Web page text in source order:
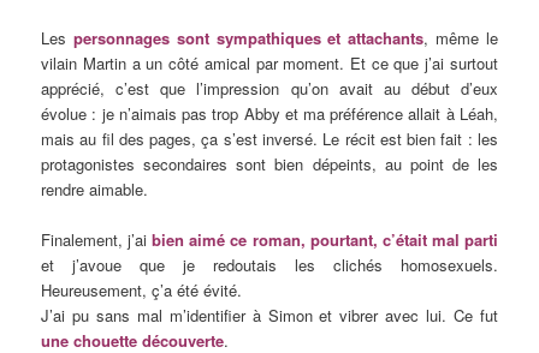
Les personnages sont sympathiques et attachants, même le
vilain Martin a un côté amical par moment. Et ce que j’ai surtout
apprécié, c’est que l’impression qu’on avait au début d’eux
évolue : je n’aimais pas trop Abby et ma préférence allait à Léah,
mais au fil des pages, ça s’est inversé. Le récit est bien fait : les
protagonistes secondaires sont bien dépeints, au point de les
rendre aimable.
Finalement, j’aibien aimé ce roman, pourtant, c’était mal parti
et j’avoue que je redoutais les clichés homosexuels.
Heureusement, ç’a été évité.
J’ai pu sans mal m’identifier à Simon et vibrer avec lui. Ce fut
une chouette découverte.